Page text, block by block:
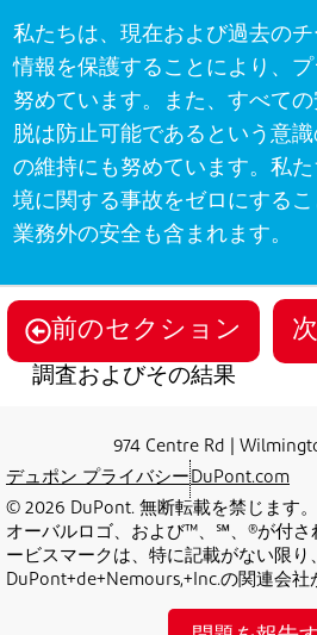
私たちは、現在および過去の
情報を保護することにより、
努めています。
また、すべて
脱は防止可能であるという意識
の維持にも努めています。 私
境に関する事故をゼロにする
業務外の安全 も​含まれます。
前のセクション
調査およびその結果
974 Centre Rd |
デュポン プライバシー DuPont.com
© 2026 DuPont. 無断転載を禁じます
オーバルロゴ、および™、℠、®が付さ
ービスマークは、特に記載がない限り
DuPont+de+Nemours,+Inc.の関連会社